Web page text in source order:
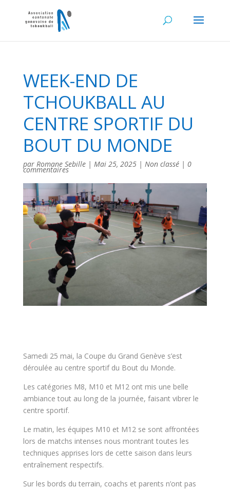
WEEK-END DE
TCHOUKBALL AU
CENTRE SPORTIF DU
BOUT DU MONDE
par Romane Sebille| Mai 25, 2025| Non classé| 0
commentaires
Samedi 25 mai, la Coupe du Grand Genève s’est
déroulée au centre sportif du Bout du Monde.
Les catégories M8, M10 et M12 ont mis une belle
ambiance tout au long de la journée, faisant vibrer le
centre sportif.
Le matin, les équipes M10 et M12 se sont affrontées
lors de matchs intenses nous montrant toutes les
techniques apprises lors de cette saison dans leurs
entraînement respectifs.
Sur les bords du terrain, coachs et parents n’ont pas